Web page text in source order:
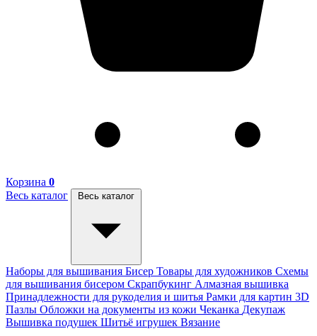
Корзина 0
Весь каталог
Весь каталог
Наборы для вышивания Бисер Товары для художников Схемы
для вышивания бисером Скрапбукинг Алмазная вышивка
Принадлежности для рукоделия и шитья Рамки для картин 3D
Пазлы Обложки на документы из кожи Чеканка Декупаж
Вышивка подушек Шитьё игрушек Вязание